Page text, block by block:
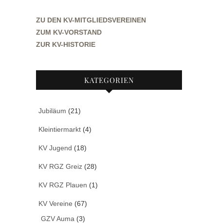
ZU DEN KV-MITGLIEDSVEREINEN
ZUM KV-VORSTAND
ZUR KV-HISTORIE
KATEGORIEN
Jubiläum (21)
Kleintiermarkt (4)
KV Jugend (18)
KV RGZ Greiz (28)
KV RGZ Plauen (1)
KV Vereine (67)
GZV Auma (3)